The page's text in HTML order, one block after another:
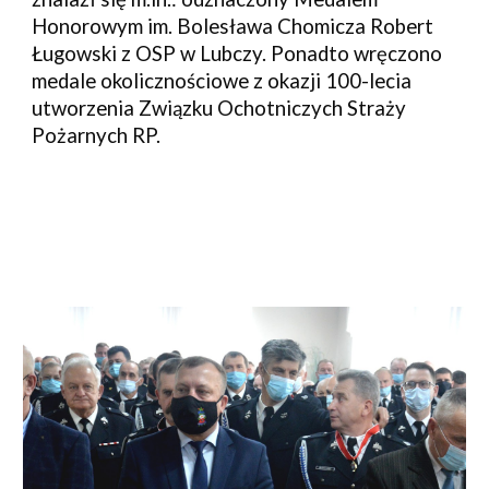
Honorowym im. Bolesława Chomicza Robert
Ługowski z OSP w Lubczy. Ponadto wręczono
medale okolicznościowe z okazji 100-lecia
utworzenia Związku Ochotniczych Straży
Pożarnych RP.